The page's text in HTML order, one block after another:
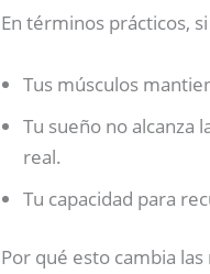
En términos prácticos,
Tus músculos
Tu sueño no alcanza
real.
Tu capacidad para
Por qué esto cambia